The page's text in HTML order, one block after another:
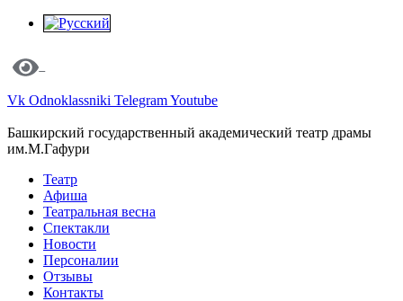
Vk Odnoklassniki TelegramYoutube
Башкирский государственный академический театр драмы
им.М.Гафури
Театр
Афиша
Театральная весна
Спектакли
Новости
Персоналии
Отзывы
Контакты